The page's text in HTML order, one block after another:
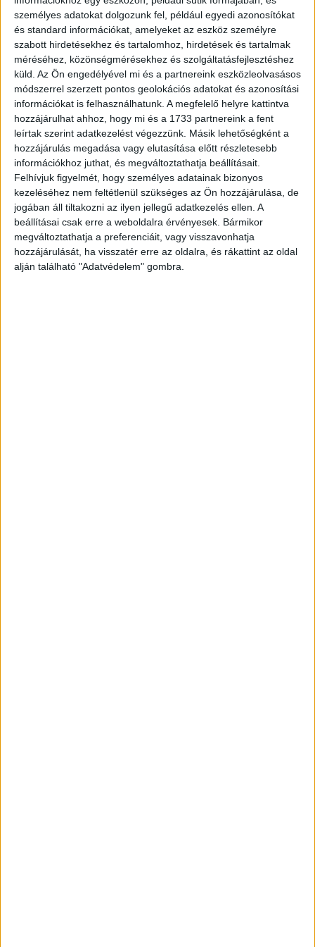
személyes adatokat dolgozunk fel, például egyedi azonosítókat
és standard információkat, amelyeket az eszköz személyre
szabott hirdetésekhez és tartalomhoz, hirdetések és tartalmak
méréséhez, közönségmérésekhez és szolgáltatásfejlesztéshez
küld. Az Ön engedélyével mi és a partnereink eszközleolvasásos
módszerrel szerzett pontos geolokációs adatokat és azonosítási
információkat is felhasználhatunk. A megfelelő helyre kattintva
hozzájárulhat ahhoz, hogy mi és a 1733 partnereink a fent
leírtak szerint adatkezelést végezzünk. Másik lehetőségként a
hozzájárulás megadása vagy elutasítása előtt részletesebb
információkhoz juthat, és megváltoztathatja beállításait.
Felhívjuk figyelmét, hogy személyes adatainak bizonyos
kezeléséhez nem feltétlenül szükséges az Ön hozzájárulása, de
jogában áll tiltakozni az ilyen jellegű adatkezelés ellen. A
beállításai csak erre a weboldalra érvényesek. Bármikor
megváltoztathatja a preferenciáit, vagy visszavonhatja
hozzájárulását, ha visszatér erre az oldalra, és rákattint az oldal
alján található "Adatvédelem" gombra.
Újabb együttműködési megállapodást kötött a Siemens a
Budapesti Műszaki és Gazdaságtudományi Egyetemmel
(BME). A cég már húsz éve támogatja az egyetemet, a
szeptemberben kezdődő...
Innovátorokat keresnek
Biznisz 2018. április 10.
Május 2-áig lehet jelentkezni világ egyik legnagyobb